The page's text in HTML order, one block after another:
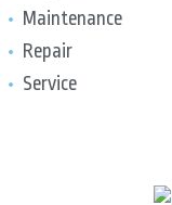
Maintenance
Repair
Service